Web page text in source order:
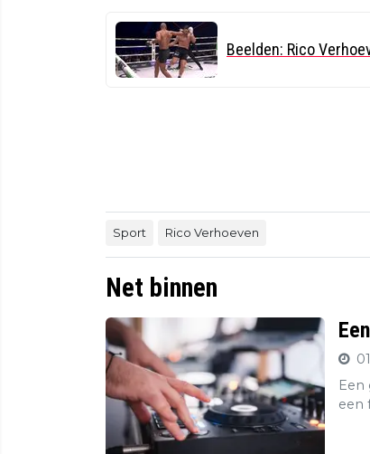
Beelden: Rico
Sport Rico Verhoeven
Net binnen
Een
een